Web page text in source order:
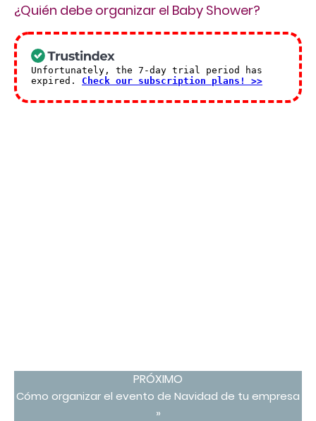
¿Quién debe organizar el Baby Shower?
PRÓXIMO
Cómo organizar el evento de Navidad de tu empresa
»